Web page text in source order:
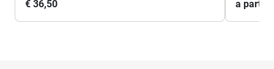
€ 36,50
a partir